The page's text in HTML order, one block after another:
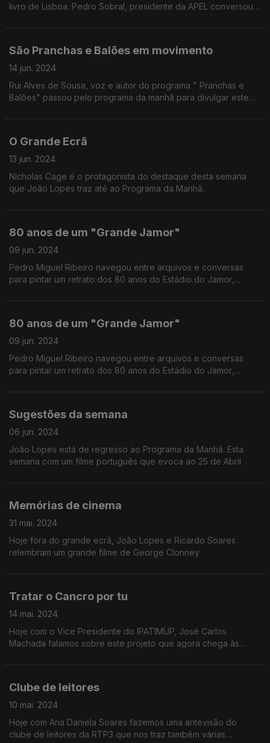
livro de Lisboa. Pedro Sobral, presidente da APEL conversou
São Pranchas e Balões em movimento
14 jun. 2024
Rui Alves de Sousa, voz e autor do programa " Pranchas e
Balões" passou pelo programa da manhã para divulgar este
O Grande Ecrã
13 jun. 2024
Nicholas Cage é o protagonista do destaque desta semana
que João Lopes traz até ao Programa da Manhã.
80 anos de um "Grande Jamor"
09 jun. 2024
Pedro Miguel Ribeiro navegou entre arquivos e conversas
para pintar um retrato dos 80 anos do Estádio do Jamor,
80 anos de um "Grande Jamor"
09 jun. 2024
Pedro Miguel Ribeiro navegou entre arquivos e conversas
para pintar um retrato dos 80 anos do Estádio do Jamor,
Sugestões da semana
06 jun. 2024
João Lopes está de regresso ao Programa da Manhã. Esta
semana com um filme português que evoca ao 25 de Abril
Memórias de cinema
31 mai. 2024
Hoje fora do grande ecrã, João Lopes e Ricardo Soares
relembram um grande filme de George Clonney
Tratar o Cancro por tu
14 mai. 2024
Hoje com o Vice Presidente do IPATIMUP, José Carlos
Machada falamos sobre este projeto que agora chega às
Clube de leitores
10 mai. 2024
Hoje com Ana Daniela Soares fazemos uma antevisão do
clube de leitores da RTP3 que nos traz também várias